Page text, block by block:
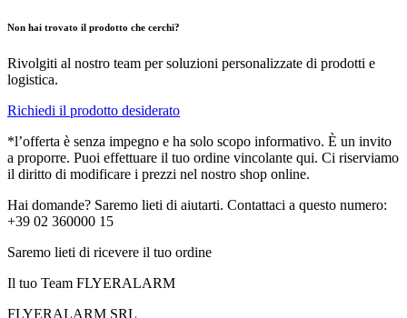
Non hai trovato il prodotto che cerchi?
Rivolgiti al nostro team per soluzioni personalizzate di prodotti e
logistica.
Richiedi il prodotto desiderato
*l’offerta è senza impegno e ha solo scopo informativo. È un invito
a proporre. Puoi effettuare il tuo ordine vincolante qui. Ci riserviamo
il diritto di modificare i prezzi nel nostro shop online.
Hai domande? Saremo lieti di aiutarti. Contattaci a questo numero:
+39 02 360000 15
Saremo lieti di ricevere il tuo ordine
Il tuo Team FLYERALARM
FLYERALARM SRL